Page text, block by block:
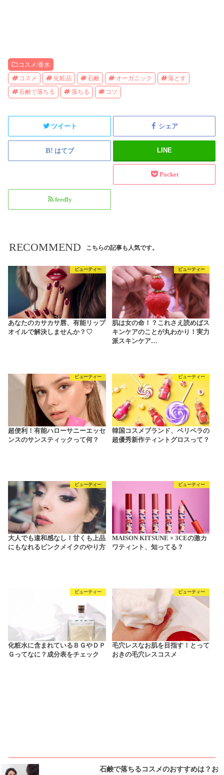
コスメ/香水
コスメ
化粧品 石鹸 オーガニック
落とす
石鹸で落ちる
落ちる コツ
ツイート シェア
はてブ LINE
Pocket
feedly
RECOMMEND こちらの記事も人気です。
ビューティー
あなたのカサカサ唇、有能リップ
オイルで解決しませんか？♡
ビューティー
肌は女の命！？これさえ読めばス
キンケアのことが丸わかり！実力
派スキンケア…
ビューティー
超便利！有能ハローサニーエッセ
ンスのサンスティックって何？
ビューティー
韓国コスメブランド、ペリペラの
超優秀新作ティントグロスって？
ビューティー
大人でも違和感なし！甘くも上品
にもなれるピンクメイクのやり方
ビューティー
MAISON KITSUNE × 3CEの激カ
ワティント、知ってる？
ビューティー
化粧水に含まれているＢＧやＤＰ
Ｇってなに？成分表をチェック
ビューティー
毛穴レスなお肌を目指す！とって
おきの毛穴レスコスメ
石鹸で落ちるコスメのおすすめは？お